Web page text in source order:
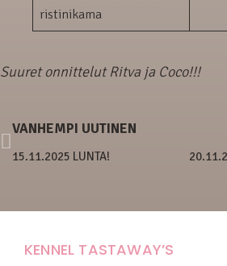
ristinikama
Suuret onnittelut Ritva ja Coco!!!
VANHEMPI UUTINEN
15.11.2025 LUNTA!
KENNEL TASTAWAY’S